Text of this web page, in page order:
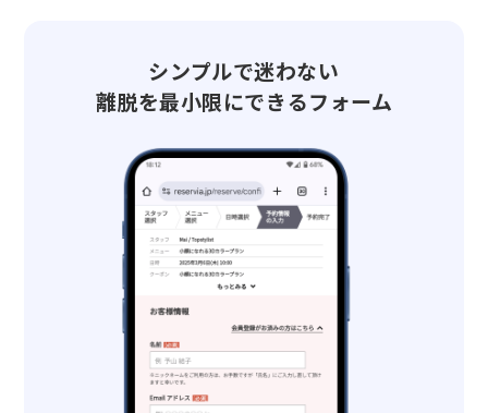
シンプルで迷わない
離脱を最小限にできるフォーム